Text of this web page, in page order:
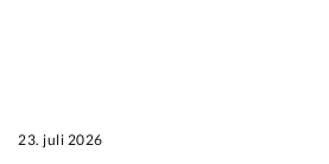
23. juli 2026